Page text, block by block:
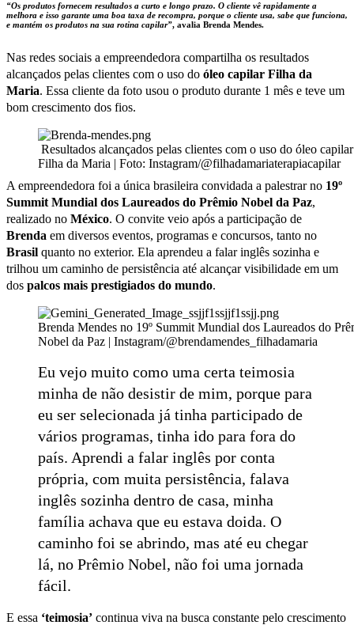
“Os produtos fornecem resultados a curto e longo prazo. O cliente vê rapidamente a
melhora e isso garante uma boa taxa de recompra, porque o cliente usa, sabe que funciona,
e mantém os produtos na sua rotina capilar”, avalia Brenda Mendes.
Nas redes sociais a empreendedora compartilha os resultados
alcançados pelas clientes com o uso do óleo capilar Filha da
Maria. Essa cliente da foto usou o produto durante 1 mês e teve um
bom crescimento dos fios.
Resultados alcançados pelas clientes com o uso do óleo capilar
Filha da Maria | Foto: Instagram/@filhadamariaterapiacapilar
A empreendedora foi a única brasileira convidada a palestrar no 19º
Summit Mundial dos Laureados do Prêmio Nobel da Paz,
realizado no México. O convite veio após a participação de
Brenda em diversos eventos, programas e concursos, tanto no
Brasil quanto no exterior. Ela aprendeu a falar inglês sozinha e
trilhou um caminho de persistência até alcançar visibilidade em um
dos palcos mais prestigiados do mundo.
Brenda Mendes no 19º Summit Mundial dos Laureados do
Nobel da Paz | Instagram/@brendamendes_filhadamaria
Eu vejo muito como uma certa teimosia
minha de não desistir de mim, porque para
eu ser selecionada já tinha participado de
vários programas, tinha ido para fora do
país. Aprendi a falar inglês por conta
própria, com muita persistência, falava
inglês sozinha dentro de casa, minha
família achava que eu estava doida. O
caminho foi se abrindo, mas até eu chegar
lá, no Prêmio Nobel, não foi uma jornada
fácil.
E essa ‘teimosia’ continua viva na busca constante pelo crescimento